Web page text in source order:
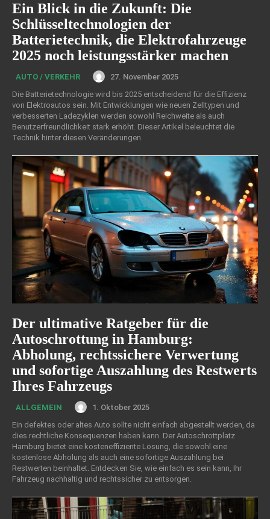
Ein Blick in die Zukunft: Die
Schlüsseltechnologien der
Batterietechnik, die Elektrofahrzeuge
2025 noch leistungsstärker machen
AUTO / VERKEHR
27. November 2025
Die Batterietechnologie wird bis 2025 entscheidend für die Effizienz
von Elektroautos sein. Mit Entwicklungen wie neuen Zelltypen und
verbesserten Ladezyklen werden sowohl Reichweite als auch
Benutzerfreundlichkeit stark erhöht. Dieser Artikel beleuchtet die
Technik hinter diesen Veränderungen.
Der ultimative Ratgeber für die
Autoschrottung in Hamburg:
Abholung, rechtssichere Verwertung
und sofortige Auszahlung des Restwerts
Ihres Fahrzeugs
ALLGEMEIN
1. Oktober 2025
Ein defektes oder altes Auto sollte nicht einfach abgestellt werden, da
dies rechtliche Konsequenzen haben kann. Der Autoschrottplatz
Hamburg bietet eine kosteneffiziente Lösung, die sowohl eine
kostenlose Abholung als auch eine sofortige Auszahlung bei
Restwerten beinhaltet. Entdecken Sie, wie einfach es sein kann, Ihr
Fahrzeug nachhaltig und rechtssicher zu entsorgen.